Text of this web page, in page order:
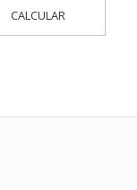
CALCULAR